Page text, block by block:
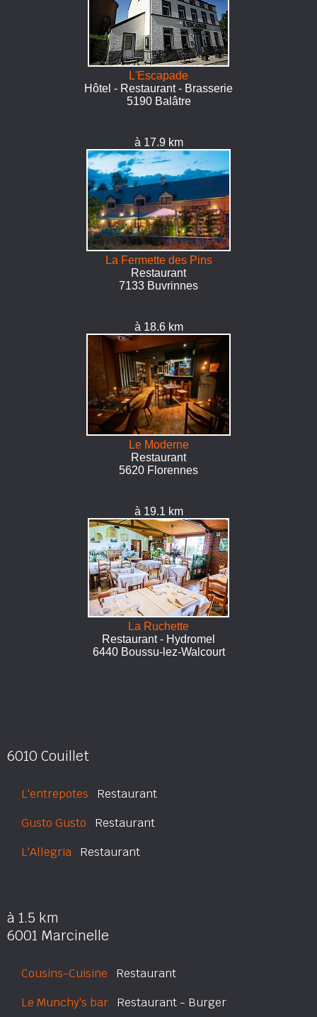
L'Escapade
Hôtel - Restaurant - Brasserie
5190 Balâtre
à 17.9 km
La Fermette des Pins
Restaurant
7133 Buvrinnes
à 18.6 km
Le Moderne
Restaurant
5620 Florennes
à 19.1 km
La Ruchette
Restaurant - Hydromel
6440 Boussu-lez-Walcourt
6010 Couillet
L'entrepotes Restaurant
Gusto Gusto Restaurant
L'Allegria Restaurant
à 1.5 km
6001 Marcinelle
Cousins-Cuisine Restaurant
Le Munchy's bar Restaurant - Burger